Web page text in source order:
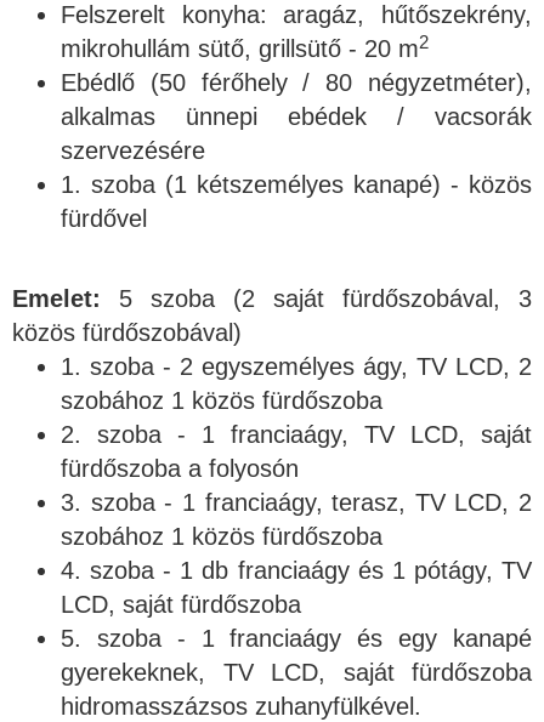
Felszerelt konyha: aragáz, hűtőszekrény,
mikrohullám sütő, grillsütő - 20 m2
Ebédlő (50 férőhely / 80 négyzetméter),
alkalmas ünnepi ebédek / vacsorák
szervezésére
1. szoba (1 kétszemélyes kanapé) - közös
fürdővel
Emelet: 5 szoba (2 saját fürdőszobával, 3
közös fürdőszobával)
1. szoba - 2 egyszemélyes ágy, TV LCD, 2
szobához 1 közös fürdőszoba
2. szoba - 1 franciaágy, TV LCD, saját
fürdőszoba a folyosón
3. szoba - 1 franciaágy, terasz, TV LCD, 2
szobához 1 közös fürdőszoba
4. szoba - 1 db franciaágy és 1 pótágy, TV
LCD, saját fürdőszoba
5. szoba - 1 franciaágy és egy kanapé
gyerekeknek, TV LCD, saját fürdőszoba
hidromasszázsos zuhanyfülkével.